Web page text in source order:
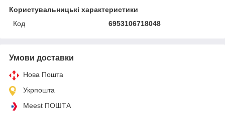
Користувальницькі характеристики
Код
6953106718048
Умови доставки
Нова Пошта
Укрпошта
Meest ПОШТА